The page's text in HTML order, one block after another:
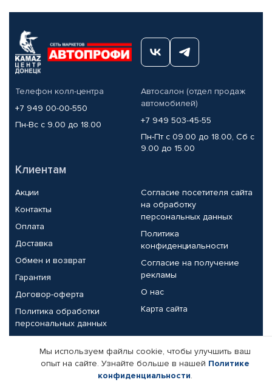
Телефон колл-центра
+7 949 00-00-550
Пн-Вс с 9.00 до 18.00
Автосалон (отдел продаж
автомобилей)
+7 949 503-45-55
Пн-Пт с 09.00 до 18.00, Сб с
9.00 до 15.00
Клиентам
Акции
Контакты
Оплата
Доставка
Обмен и возврат
Гарантия
Договор-оферта
Политика обработки
персональных данных
Согласие посетителя сайта
на обработку
персональных данных
Политика
конфиденциальности
Согласие на получение
рекламы
О нас
Карта сайта
Партнерам
Корпоративным клиентам
Реквизиты компании
Мы используем файлы cookie, чтобы улучшить ваш
опыт на сайте. Узнайте больше в нашей Политике
конфиденциальности.